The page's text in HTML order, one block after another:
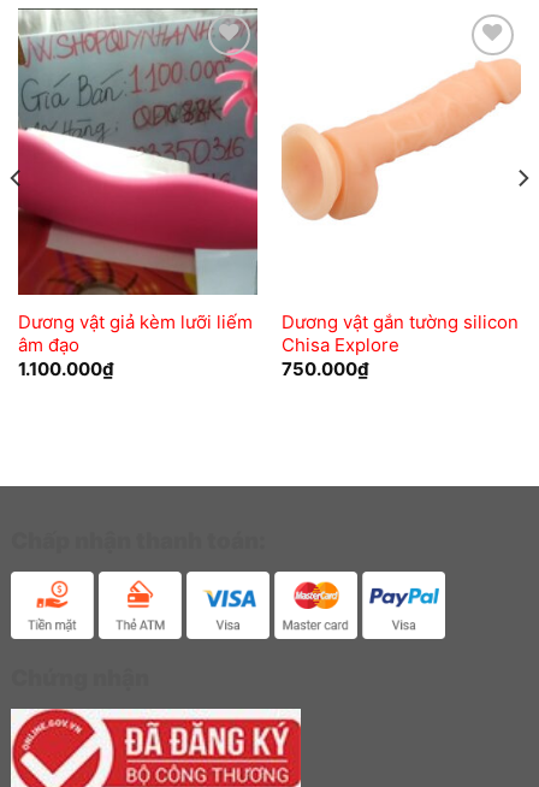
Add to
wishlist
Dương vật giả kèm lưỡi liếm
âm đạo
1.100.000₫
Add to
wishlist
Dương vật gắn tường silicon
Chisa Explore
750.000₫